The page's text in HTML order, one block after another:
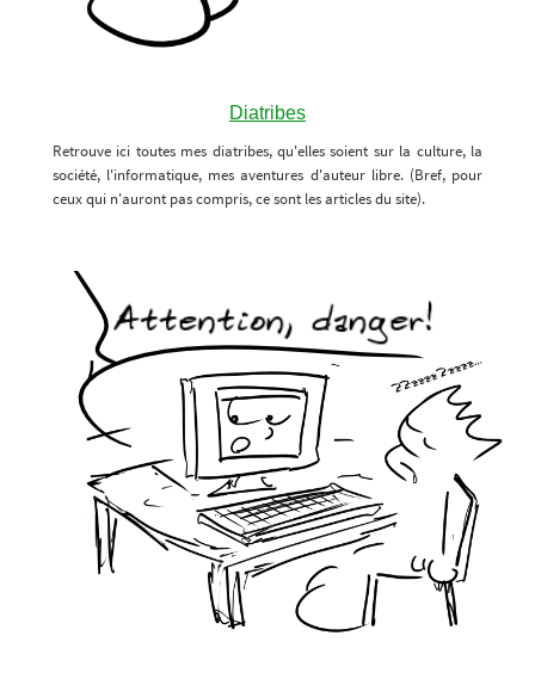
Diatribes
Retrouve ici toutes mes diatribes, qu'elles soient sur la culture, la
société, l'informatique, mes aventures d'auteur libre. (Bref, pour
ceux qui n'auront pas compris, ce sont les articles du site).